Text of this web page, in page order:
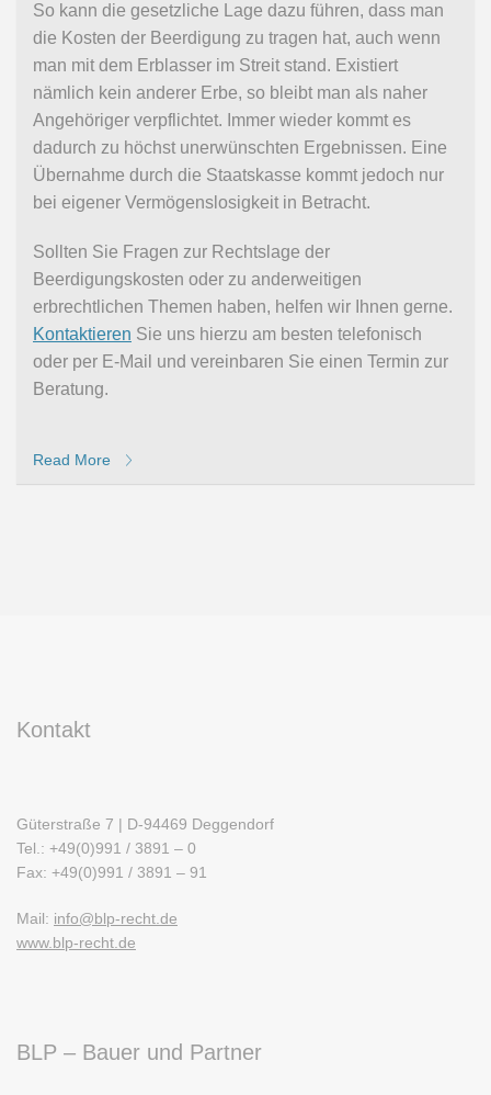
So kann die gesetzliche Lage dazu führen, dass man
die Kosten der Beerdigung zu tragen hat, auch wenn
man mit dem Erblasser im Streit stand. Existiert
nämlich kein anderer Erbe, so bleibt man als naher
Angehöriger verpflichtet. Immer wieder kommt es
dadurch zu höchst unerwünschten Ergebnissen. Eine
Übernahme durch die Staatskasse kommt jedoch nur
bei eigener Vermögenslosigkeit in Betracht.
Sollten Sie Fragen zur Rechtslage der
Beerdigungskosten oder zu anderweitigen
erbrechtlichen Themen haben, helfen wir Ihnen gerne.
Kontaktieren Sie uns hierzu am besten telefonisch
oder per E-Mail und vereinbaren Sie einen Termin zur
Beratung.
Read More
Kontakt
Güterstraße 7 | D-94469 Deggendorf
Tel.: +49(0)991 / 3891 – 0
Fax: +49(0)991 / 3891 – 91
Mail: info@blp-recht.de
www.blp-recht.de
BLP – Bauer und Partner